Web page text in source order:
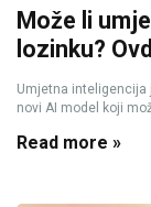
Može li
lozinku?
Umjetna inteligencija
novi AI model koji
Read more »